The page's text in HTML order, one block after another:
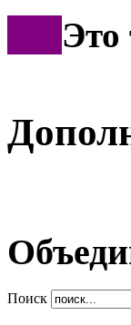
Это
Поиск